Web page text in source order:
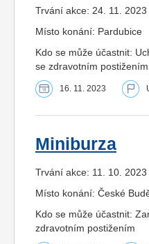
Trvání akce: 24. 11. 2023
Místo konání: Pardubice
Kdo se může účastnit:
se zdravotním postižením
16. 11. 2023
Miniburza
Trvání akce: 11. 10. 2023
Místo konání: České
Kdo se může účastnit:
zdravotním postižením